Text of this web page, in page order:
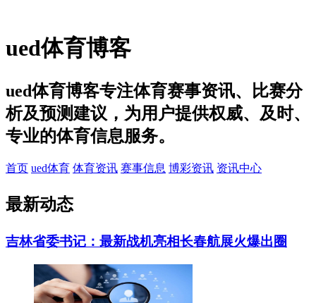
ued体育博客
ued体育博客专注体育赛事资讯、比赛分
析及预测建议，为用户提供权威、及时、
专业的体育信息服务。
首页 ued体育 体育资讯 赛事信息 博彩资讯 资讯中心
最新动态
吉林省委书记：最新战机亮相长春航展火爆出圈